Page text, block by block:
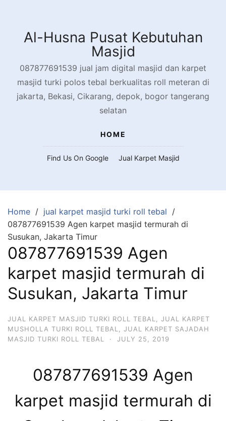
contentAl-Husna Pusat Kebutuhan
Masjid
087877691539 jual jam digital masjid dan karpet
masjid turki polos tebal berkualitas roll meteran di
jakarta, Bekasi, Cikarang, depok, bogor tangerang
selatan
HOME
Find Us On Google Jual Karpet Masjid
Home
jual karpet masjid turki roll tebal
087877691539 Agen karpet masjid termurah di
Susukan, Jakarta Timur
087877691539 Agen
karpet masjid termurah di
Susukan, Jakarta Timur
JUAL KARPET MASJID TURKI ROLL TEBAL
JUAL KARPET
MUSHOLLA TURKI ROLL TEBAL
JUAL KARPET SAJADAH
MASJID TURKI ROLL TEBAL
· JULY 25, 2019
087877691539 Agen
karpet masjid termurah di